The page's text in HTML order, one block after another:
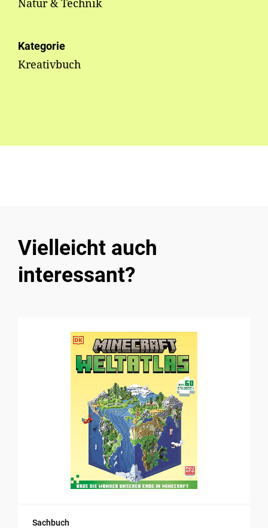
Natur & Technik
Kategorie
Kreativbuch
Vielleicht auch
interessant?
Sachbuch